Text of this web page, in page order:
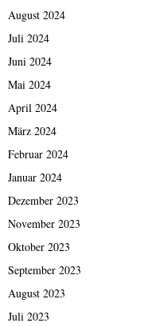
August 2024
Juli 2024
Juni 2024
Mai 2024
April 2024
März 2024
Februar 2024
Januar 2024
Dezember 2023
November 2023
Oktober 2023
September 2023
August 2023
Juli 2023